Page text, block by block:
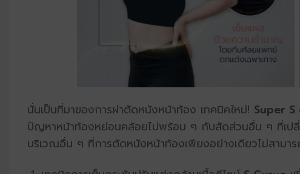
นั่นเป็นที่มาของการผ่าตัดหนังหน้าท้อง เทคนิคใหม่! Super
ปัญหาหน้าท้องหย่อนคล้อยไปพร้อม ๆ กับสัดส่วนอื่น ๆ ที่เปลี่
บริเวณอื่น ๆ ที่การตัดหนังหน้าท้องเพียงอย่างเดียวไม่สามา